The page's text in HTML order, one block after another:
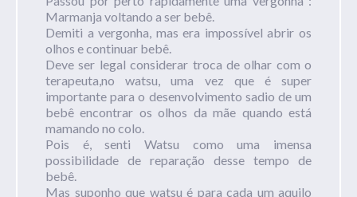
Marmanja voltando a ser bebê.
Demiti a vergonha, mas era impossível abrir os
olhos e continuar bebê.
Deve ser legal considerar troca de olhar com o
terapeuta,no watsu, uma vez que é super
importante para o desenvolvimento sadio de um
bebê encontrar os olhos da mãe quando está
mamando no colo.
Pois é, senti Watsu como uma imensa
possibilidade de reparação desse tempo de
bebê.
Mas suponho que watsu é para cada um aquilo